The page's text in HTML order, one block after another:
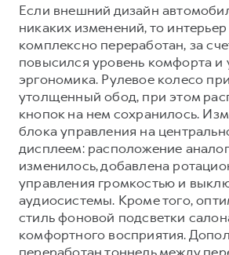
Если внешний дизайн
никаких изменений, то
комплексно переработан, за
повысился уровень комфорта и
эргономика. Рулевое колесо
утолщенный обод, при этом
кнопок на нем сохранилось.
блока управления на
дисплеем: расположение
изменилось, добавлена
управления громкостью и
аудиосистемы. Кроме того,
стиль фоновой подсветки
комфортного восприятия.